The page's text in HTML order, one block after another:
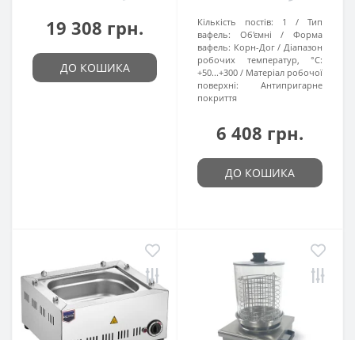
19 308 грн.
ДО КОШИКА
Кількість постів: 1
Тип
вафель:
Об'ємні
Форма
вафель: Корн-Дог
Діапазон
робочих температур, °C:
+50...+300
Матеріал робочої
поверхні:
Антипригарне
покриття
6 408 грн.
ДО КОШИКА